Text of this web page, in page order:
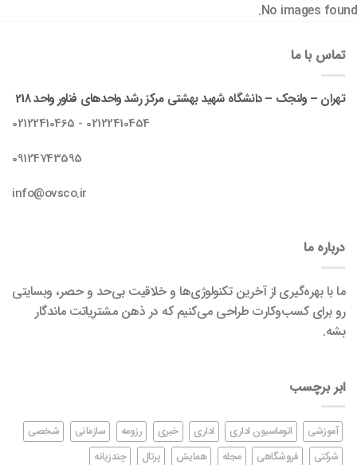
No images found.
تماس با ما
تهران – ولنجک – دانشگاه شهید بهشتی مرکز رشد واحدهای فناور واحد 218
02122410454 - 02122410465
09124743595
info@ovsco.ir
درباره ما
ما با بهره‌گیری از آخرین تکنولوژی‌ها و خلاقیت بی‌حد و حصر، وبسایتی
رو برای کسب‌وکارت طراحی می‌کنیم که در ذهن مشتریاتت ماندگار
بشه.
ابر برچسب
آموزشی اتوماسیون اداری اداری خبری رزومه سازمانی
شخصی
شرکتی
فروشگاهی مجله همایش پرتال چندزبانه